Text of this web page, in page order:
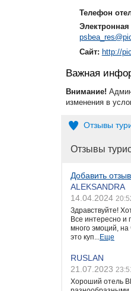
Телефон
Электронная
Сайт: http://
Важная
Внимание!
изменения в
Отзывы
Отзывы
Добавить отзыв
ALEKSANDRA
14.04.2024
Здравствуйте!
Все интересно и
много эмоций,
это куп...Еще
RUSLAN
21.07.2023
Хороший отель